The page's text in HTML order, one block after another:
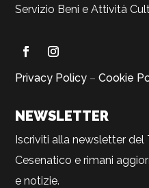
Servizio Beni e Attività
Privacy Policy –Cookie
NEWSLETTER
Iscriviti alla newsletter del
Cesenatico e rimani
e notizie.